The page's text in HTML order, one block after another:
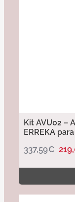
Kit AVU02 –
ERREKA
337,59€